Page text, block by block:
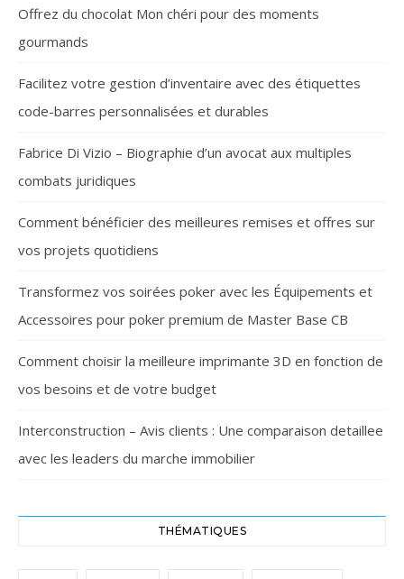
Offrez du chocolat Mon chéri pour des moments
gourmands
Facilitez votre gestion d’inventaire avec des étiquettes
code-barres personnalisées et durables
Fabrice Di Vizio – Biographie d’un avocat aux multiples
combats juridiques
Comment bénéficier des meilleures remises et offres sur
vos projets quotidiens
Transformez vos soirées poker avec les Équipements et
Accessoires pour poker premium de Master Base CB
Comment choisir la meilleure imprimante 3D en fonction de
vos besoins et de votre budget
Interconstruction – Avis clients : Une comparaison detaillee
avec les leaders du marche immobilier
THÉMATIQUES